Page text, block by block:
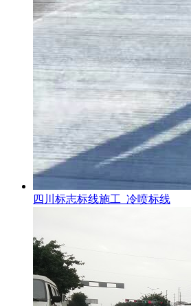
四川标志标线施工_冷喷标线